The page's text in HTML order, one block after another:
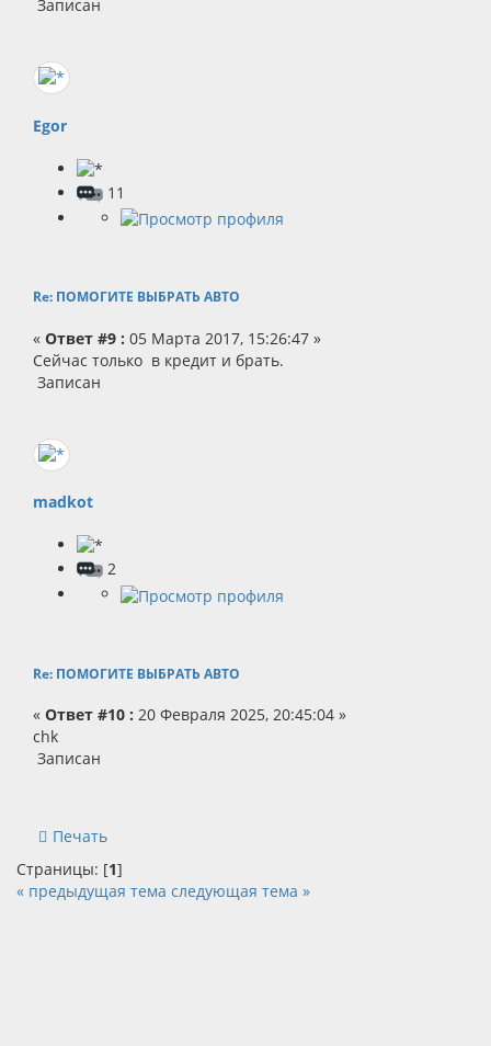
Записан
Egor
11
Re: ПОМОГИТЕ ВЫБРАТЬ АВТО
« Ответ #9 : 05 Марта 2017, 15:26:47 »
Сейчас только в кредит и брать.
Записан
madkot
2
Re: ПОМОГИТЕ ВЫБРАТЬ АВТО
« Ответ #10 : 20 Февраля 2025, 20:45:04 »
chk
Записан
Печать
Страницы: [1]
« предыдущая тема следующая тема »